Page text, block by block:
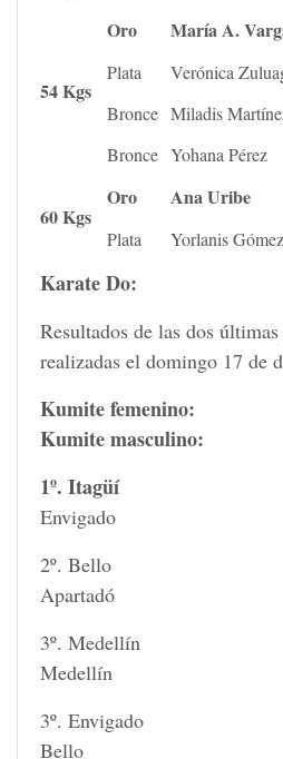
54 Kgs
Oro María A.
Plata Verónica
Bronce Miladis
Bronce Yohana Pérez
60 Kgs
Oro Ana Uribe
Plata Yorlanis Gómez
Karate Do:
Resultados de las dos
realizadas el domingo 17 de
Kumite
Kumite masculino:
1º. Itagüí
Envigado
2º.
Apartadó
3º.
Medellín
3º.
Bello